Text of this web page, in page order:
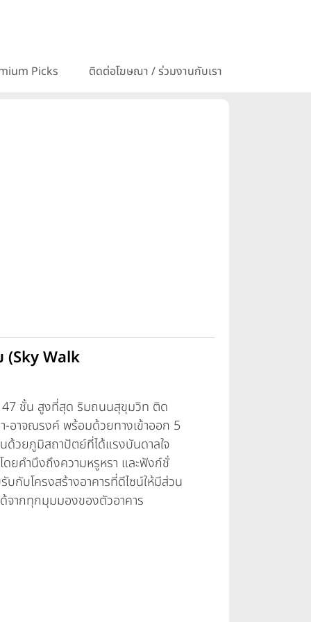
Picks ติดต่อโฆษณา / ร่วมงานกับเรา
(Sky Walk
47 ชั้น สูงที่สุด ริมถนนสุขุมวิท ติด
-อาจณรงค์ พร้อมด้วยทางเข้าออก 5
ด้วยภูมิสถาปัตย์ที่ได้แรงบันดาลใจ
ยคำนึงถึงความหรูหรา และฟังก์ชั่
กับโครงสร้างอาคารที่ดีไซน์ให้มีส่วน
จากทุกมุมมองของตัวอาคาร